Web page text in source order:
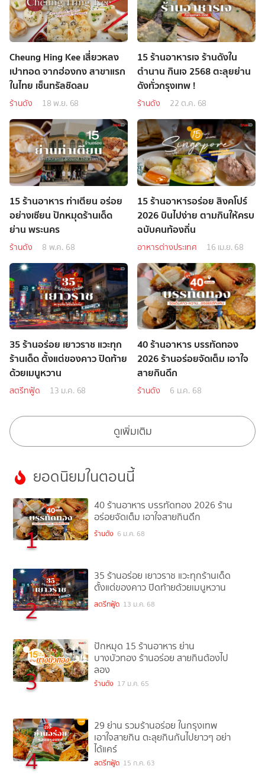
Cheung Hing Kee เสี่ยวหลง
เปาทอด จากฮ่องกง สาขาแรก
ในไทย เซ็นทรัลชิดลม
ร้านดัง 18 พ.ย. 68
15 ร้านอาหารเจ ร้านดังใน
ตำนาน กินเจ 2568 ตะลุยย่าน
ดังทั่วกรุงเทพ !
ร้านดัง 22 ต.ค. 68
15 ร้านอาหาร ท่าเตียน อร่อย
อย่างเซียน ปักหมุดร้านเด็ด
ย่าน พระนคร
ร้านดัง 8 พ.ค. 68
15 ร้านอาหารอร่อย สิงคโปร์
2026 บินไปง่าย ตามกินให้ครบ
ฉบับคนท้องถิ่น
อาหารต่างประเทศ 16 เม.ย. 68
35 ร้านอร่อย เยาวราช แวะทุก
ร้านเด็ด ตั้งแต่ของคาว ปิดท้าย
ด้วยเมนูหวาน
สตรีทฟู้ด 13 ม.ค. 68
40 ร้านอาหาร บรรทัดทอง
2026 ร้านอร่อยจัดเต็ม เอาใจ
สายกินดึก
ร้านดัง 6 ม.ค. 68
ดูเพิ่มเติม
ยอดนิยมในตอนนี้
1
40 ร้านอาหาร บรรทัดทอง 2026 ร้าน
อร่อยจัดเต็ม เอาใจสายกินดึก
ร้านดัง 6 ม.ค. 68
2
35 ร้านอร่อย เยาวราช แวะทุกร้านเด็ด
ตั้งแต่ของคาว ปิดท้ายด้วยเมนูหวาน
สตรีทฟู้ด 13 ม.ค. 68
3
ปักหมุด 15 ร้านอาหาร ย่าน
บางบัวทอง ร้านอร่อย สายกินต้องไป
ลอง
ร้านดัง 17 ม.ค. 65
4
29 ย่าน รวมร้านอร่อย ในกรุงเทพ
เอาใจสายกิน ตะลุยกินกันไปยาวๆ อย่า
ได้แคร์
สตรีทฟู้ด 15 ก.ค. 63